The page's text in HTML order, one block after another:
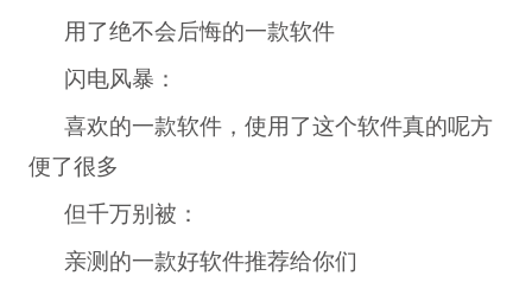
用了绝不会后悔的一款软件
闪电风暴：
喜欢的一款软件，使用了这个软件真的呢方
便了很多
但千万别被：
亲测的一款好软件推荐给你们